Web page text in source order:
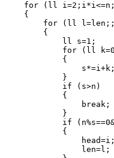
for
( ll i=2 ; i*i<=n ;
{
for
( ll l=len ;;
{
ll
s=1 ;
for
( ll k=0
{
s*=i+k ;
}
if
( s>n )
{
break ;
}
if
( n%s==0
{
head=i ;
len=l ;